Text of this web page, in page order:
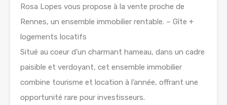
Rosa Lopes vous propose à la vente proche de
Rennes, un ensemble immobilier rentable. – Gîte +
logements locatifs
Situé au coeur d’un charmant hameau, dans un cadre
paisible et verdoyant, cet ensemble immobilier
combine tourisme et location à l’année, offrant une
opportunité rare pour investisseurs.